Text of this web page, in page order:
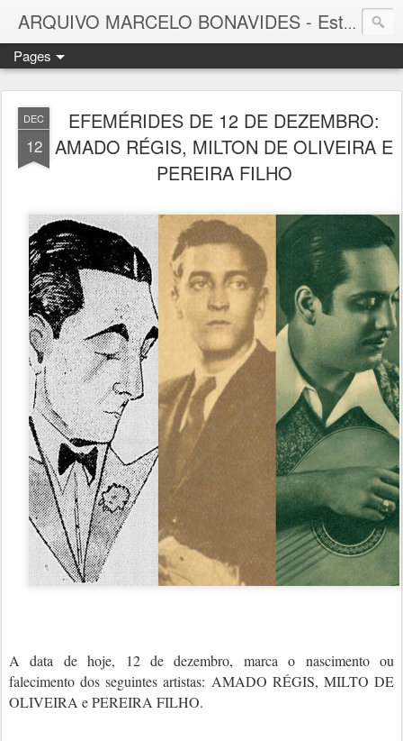
ARQUIVO MARCELO BONAVIDES - Estrelas que nunca se Apagam -
Pages
DEC
12
EFEMÉRIDES DE 12 DE DEZEMBRO:
AMADO RÉGIS, MILTON DE OLIVEIRA E
PEREIRA FILHO
A data de hoje, 12 de dezembro, marca o nascimento ou
falecimento dos seguintes artistas: AMADO RÉGIS, MILTO DE
OLIVEIRA e PEREIRA FILHO.